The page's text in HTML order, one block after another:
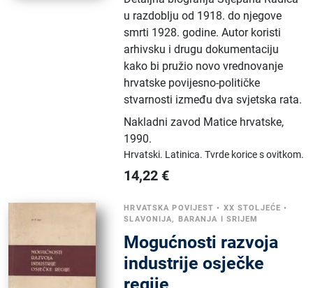
u razdoblju od 1918. do njegove
smrti 1928. godine. Autor koristi
arhivsku i drugu dokumentaciju
kako bi pružio novo vrednovanje
hrvatske povijesno-političke
stvarnosti između dva svjetska rata.
Nakladni zavod Matice hrvatske,
1990.
Hrvatski. Latinica.Tvrde korice s ovitkom.
14,22 €
HRVATSKA POVIJEST • XX STOLJEĆE •
SLAVONIJA, BARANJA I SRIJEM
Mogućnosti razvoja
industrije osječke